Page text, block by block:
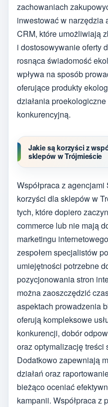
zachowaniach
inwestować w narzędzia
CRM, które umożliwiają
i dostosowywanie oferty
rosnąca świadomość
wpływa na sposób
oferujące produkty
działania
konkurencyjną.
Jakie są korzyści z
sklepów w Trójmieście
Współpraca z
korzyści dla sklepów w
tych, które dopiero
commerce lub nie mają
marketingu
zespołem specjalistów
umiejętności potrzebne
pozycjonowania stron
można zaoszczędzić
aspektach prowadzenia
oferują kompleksowe
konkurencji, dobór
oraz optymalizację treści
Dodatkowo zapewniają
działań oraz
bieżąco oceniać
kampanii. Współpraca z